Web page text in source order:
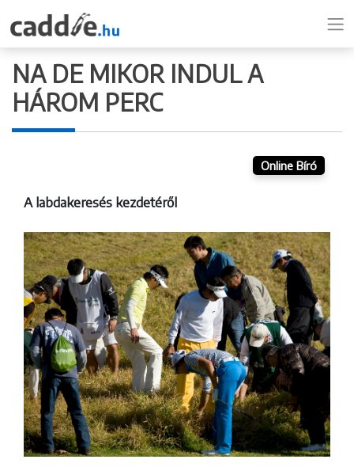
NA DE MIKOR INDUL A
HÁROM PERC
Online Bíró
A labdakeresés kezdetéről